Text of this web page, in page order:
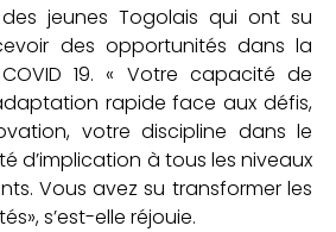
jeunes Togolais qui ont su
des opportunités dans la
19. « Votre capacité de
rapide face aux défis,
votre discipline dans le
d’implication à tous les niveaux
Vous avez su transformer les
s’est-elle réjouie.